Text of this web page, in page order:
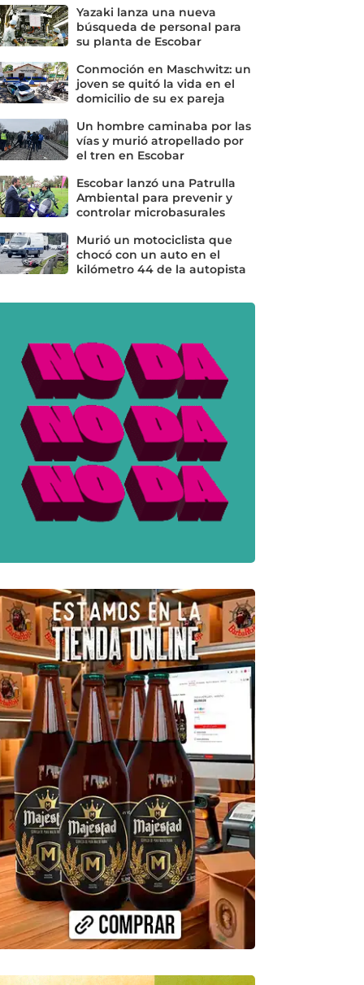
Yazaki lanza una nueva
búsqueda de personal para
su planta de Escobar
Conmoción en Maschwitz: un
joven se quitó la vida en el
domicilio de su ex pareja
Un hombre caminaba por las
vías y murió atropellado por
el tren en Escobar
Escobar lanzó una Patrulla
Ambiental para prevenir y
controlar microbasurales
Murió un motociclista que
chocó con un auto en el
kilómetro 44 de la autopista